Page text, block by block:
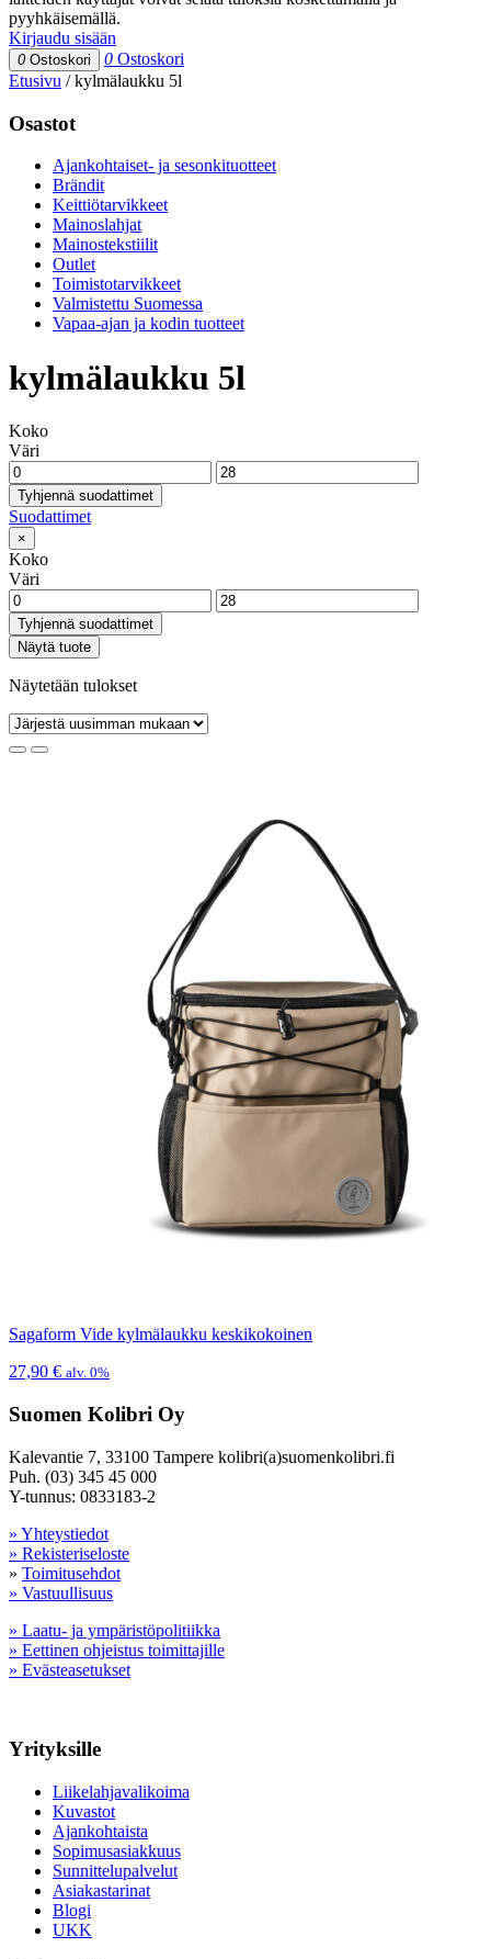
pyyhkäisemällä.
Kirjaudu sisään
0 Ostoskori 0 Ostoskori
Etusivu /kylmälaukku 5l
Osastot
Ajankohtaiset- ja sesonkituotteet
Brändit
Keittiötarvikkeet
Mainoslahjat
Mainostekstiilit
Outlet
Toimistotarvikkeet
Valmistettu Suomessa
Vapaa-ajan ja kodin tuotteet
kylmälaukku 5l
Koko
Väri
Tyhjennä suodattimet
Suodattimet
×
Koko
Väri
Tyhjennä suodattimet
Näytä tuote
Näytetään tulokset
Sagaform Vide kylmälaukku keskikokoinen
27,90 € alv. 0%
Suomen Kolibri Oy
Kalevantie 7, 33100 Tampere kolibri(a)suomenkolibri.fi
Puh. (03) 345 45 000
Y-tunnus: 0833183-2
» Yhteystiedot
» Rekisteriseloste
» Toimitusehdot
» Vastuullisuus
» Laatu- ja ympäristöpolitiikka
» Eettinen ohjeistus toimittajille
» Evästeasetukset
Yrityksille
Liikelahjavalikoima
Kuvastot
Ajankohtaista
Sopimusasiakkuus
Sunnittelupalvelut
Asiakastarinat
Blogi
UKK